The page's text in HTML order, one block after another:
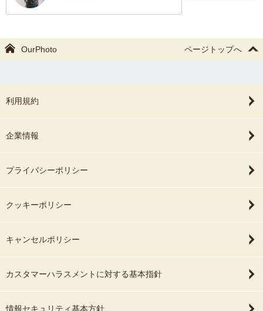
ました。丁寧さとフレンドリーさがちょう
OurPhoto ページトップへ
利用規約
企業情報
プライバシーポリシー
クッキーポリシー
キャンセルポリシー
カスタマーハラスメントに対する基本指針
情報セキュリティ基本方針